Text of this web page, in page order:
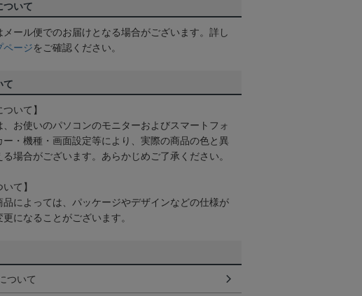
ついて
メール便でのお届けとなる場合がございます。詳し
ページをご確認ください。
て
ついて】
、お使いのパソコンのモニターおよびスマートフォ
ー・機種・画面設定等により、実際の商品の色と異
る場合がございます。あらかじめご了承ください。
て】
品によっては、パッケージやデザインなどの仕様が
になることがございます。
ついて